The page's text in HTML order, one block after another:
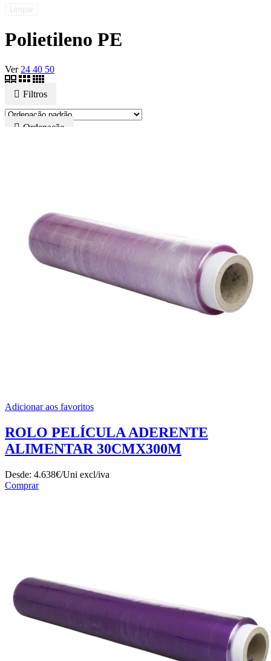
Polietileno PE
Ver 24 40 50
Filtros
Ordenação
Adicionar aos favoritos
ROLO PELÍCULA ADERENTE
ALIMENTAR 30CMX300M
Desde: 4.638€/Uni excl/iva
Comprar